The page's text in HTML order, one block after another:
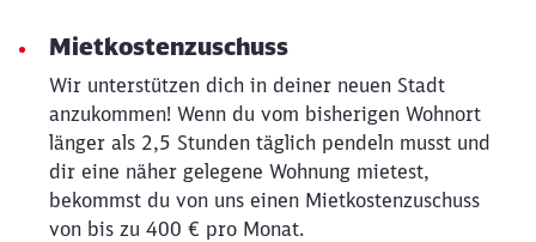
Mietkostenzuschuss
Wir unterstützen dich in deiner neuen Stadt
anzukommen! Wenn du vom bisherigen Wohnort
länger als 2,5 Stunden täglich pendeln musst und
dir eine näher gelegene Wohnung mietest,
bekommst du von uns einen Mietkostenzuschuss
von bis zu 400 € pro Monat.
Abbrechen